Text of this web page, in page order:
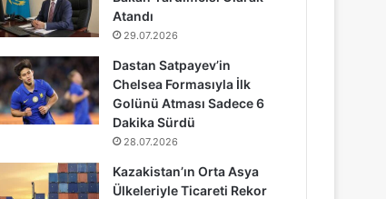
Atandı
29.07.2026
Dastan Satpayev’in
Chelsea Formasıyla İlk
Golünü Atması Sadece 6
Dakika Sürdü
28.07.2026
Kazakistan’ın Orta Asya
Ülkeleriyle Ticareti Rekor